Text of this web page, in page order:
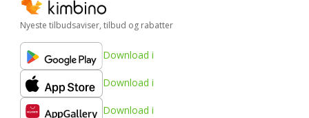
Nyeste tilbudsaviser, tilbud og rabatter
Download i
Download i
Download i